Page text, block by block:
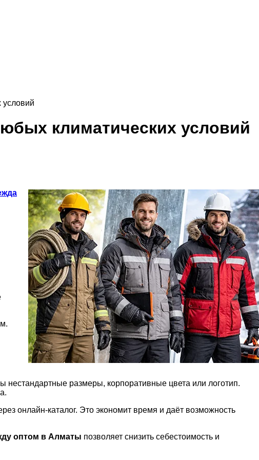
климатических условий
нестандартные размеры, корпоративные цвета или логотип.
онлайн-каталог. Это экономит время и даёт возможность
оптом в Алматы позволяет снизить себестоимость и